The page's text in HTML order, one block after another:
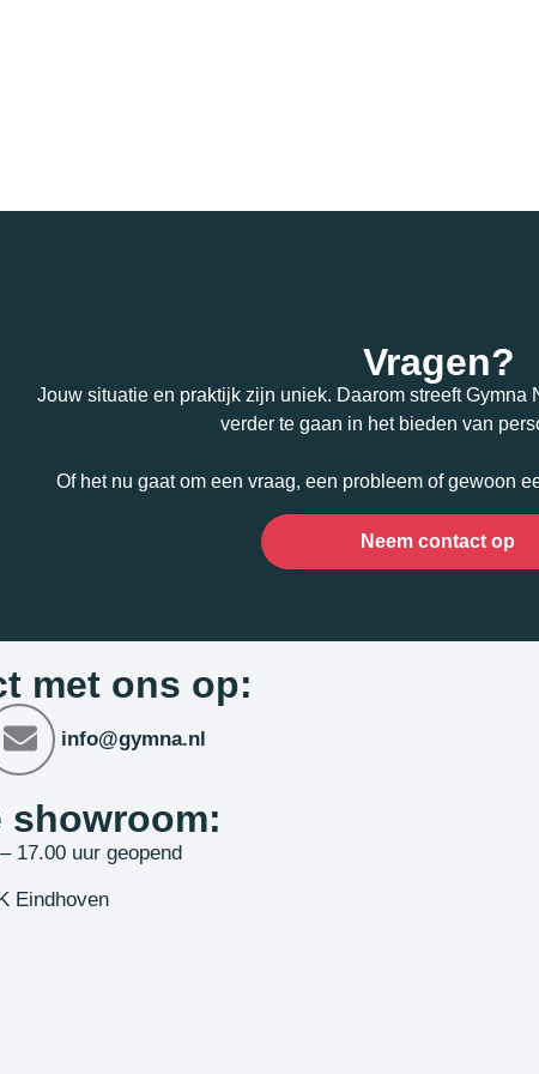
Vragen?
Jouw situatie en praktijk zijn uniek. Daarom streeft Gymna
verder te gaan in het bieden van
Of het nu gaat om een vraag, een probleem of gewoon
Neem contact op
met ons op:
info@gymna.nl
showroom:
17.00 uur geopend
Eindhoven